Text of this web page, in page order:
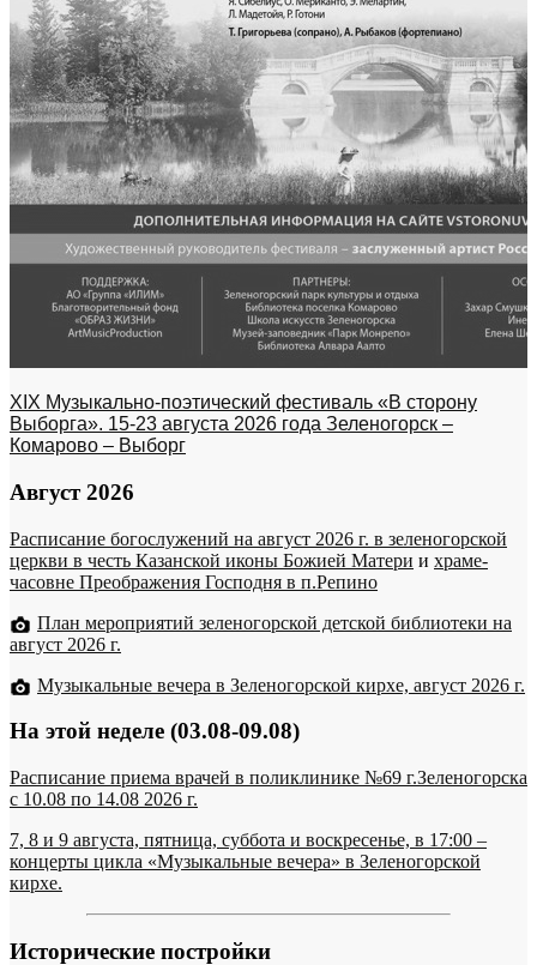
XIX Музыкально-поэтический фестиваль «В сторону
Выборга». 15-23 августа 2026 года Зеленогорск –
Комарово – Выборг
Август 2026
Расписание богослужений на август 2026 г. в зеленогорской
церкви в честь Казанской иконы Божией Матери и храме-
часовне Преображения Господня в п.Репино
План мероприятий зеленогорской детской библиотеки на
август 2026 г.
Музыкальные вечера в Зеленогорской кирхе, август 2026 г.
На этой неделе (03.08-09.08)
Расписание приема врачей в поликлинике №69 г.Зеленогорска
c 10.08 по 14.08 2026 г.
7, 8 и 9 августа, пятница, суббота и воскресенье, в 17:00 –
концерты цикла «Музыкальные вечера» в Зеленогорской
кирхе.
Исторические постройки